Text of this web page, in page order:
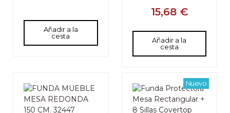
Añadir a la
cesta
15,68 €
Añadir a la
cesta
Nuevo